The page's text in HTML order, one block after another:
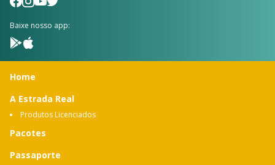
Baixe nosso app:
Home
A Estrada Real
Produtos Licenciados
Pacotes
Passaporte